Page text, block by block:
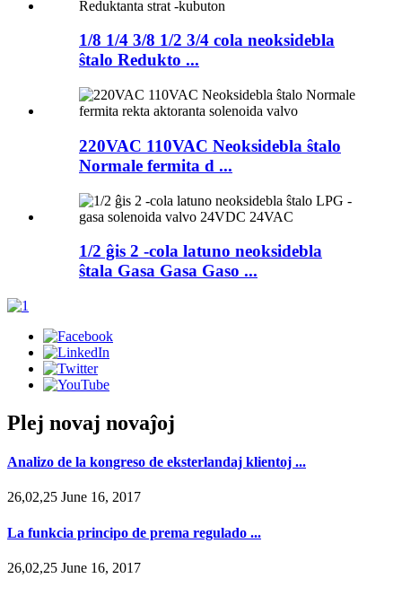
1/8 1/4 3/8 1/2 3/4 cola neoksidebla
ŝtalo Redukto ...
220VAC 110VAC Neoksidebla ŝtalo
Normale fermita d ...
1/2 ĝis 2 -cola latuno neoksidebla
ŝtala Gasa Gasa Gaso ...
Plej novaj novaĵoj
Analizo de la kongreso de eksterlandaj klientoj ...
26,02,25 June 16, 2017
La funkcia principo de prema regulado ...
26,02,25 June 16, 2017